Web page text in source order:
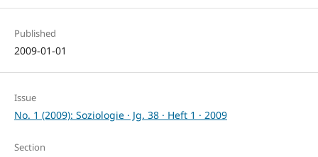
Published
2009-01-01
Issue
No. 1 (2009): Soziologie · Jg. 38 · Heft 1 · 2009
Section